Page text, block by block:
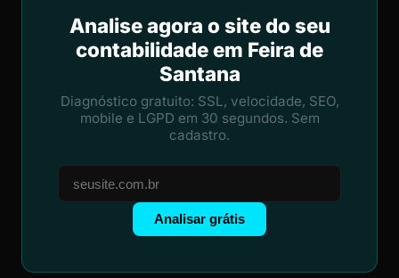
Analise agora o site do seu
contabilidade em Feira de
Santana
Diagnóstico gratuito: SSL, velocidade, SEO,
mobile e LGPD em 30 segundos. Sem
cadastro.
Analisar grátis